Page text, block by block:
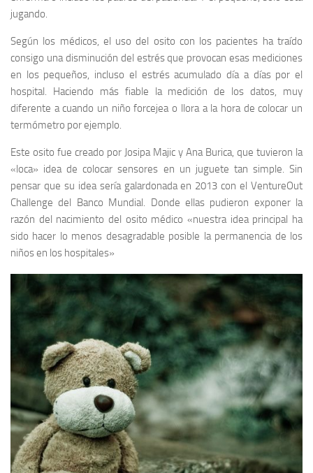
jugando.
Según los médicos, el uso del osito con los pacientes ha traído
consigo una disminución del estrés que provocan esas mediciones
en los pequeños, incluso el estrés acumulado día a días por el
hospital. Haciendo más fiable la medición de los datos, muy
diferente a cuando un niño forcejea o llora a la hora de colocar un
termómetro por ejemplo.
Este osito fue creado por Josipa Majic y Ana Burica, que tuvieron la
«loca» idea de colocar sensores en un juguete tan simple. Sin
pensar que su idea sería galardonada en 2013 con el VentureOut
Challenge del Banco Mundial. Donde ellas pudieron exponer la
razón del nacimiento del osito médico «nuestra idea principal ha
sido hacer lo menos desagradable posible la permanencia de los
niños en los hospitales»